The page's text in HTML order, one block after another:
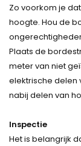
Zo voorkom je
hoogte. Hou de
Plaats de
meter van niet
elektrische delen
nabij delen van
Inspectie
Het is belangrijk